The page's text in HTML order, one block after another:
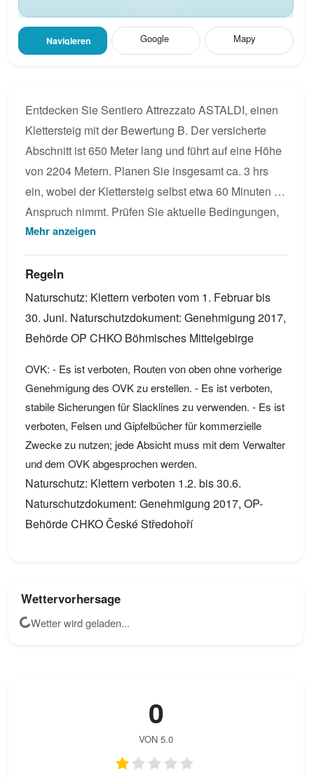
Navigieren Google Mapy
Entdecken Sie Sentiero Attrezzato ASTALDI, einen
Klettersteig mit der Bewertung B. Der versicherte
Abschnitt ist 650 Meter lang und führt auf eine Höhe
von 2204 Metern. Planen Sie insgesamt ca. 3 hrs
ein, wobei der Klettersteig selbst etwa 60 Minuten in
Anspruch nimmt. Prüfen Sie aktuelle Bedingungen,
sehen Sie das Topo an oder laden Sie eigene Fotos
für Sentiero Attrezzato ASTALDI hoch.
Mehr anzeigen
Regeln
Naturschutz: Klettern verboten vom 1. Februar bis
30. Juni. Naturschutzdokument: Genehmigung 2017,
Behörde OP CHKO Böhmisches Mittelgebirge
OVK: - Es ist verboten, Routen von oben ohne vorherige
Genehmigung des OVK zu erstellen. - Es ist verboten,
stabile Sicherungen für Slacklines zu verwenden. - Es ist
verboten, Felsen und Gipfelbücher für kommerzielle
Zwecke zu nutzen; jede Absicht muss mit dem Verwalter
und dem OVK abgesprochen werden.
Naturschutz: Klettern verboten 1.2. bis 30.6.
Naturschutzdokument: Genehmigung 2017, OP-
Behörde CHKO České Středohoří
Wettervorhersage
Wetter wird geladen...
0
VON 5.0